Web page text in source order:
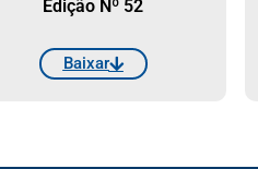
Edição Nº 52
Baixar